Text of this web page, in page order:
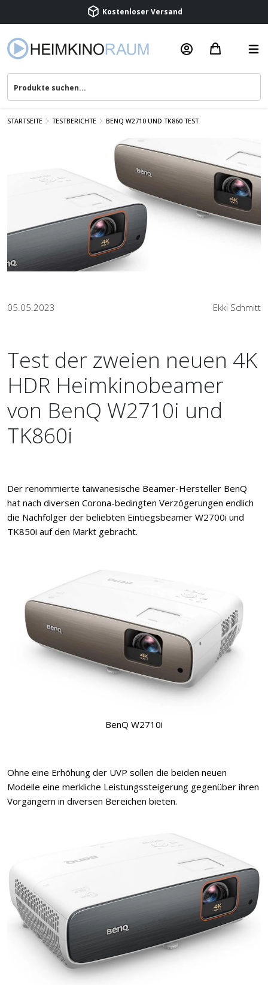
Beratung & Service
STARTSEITE TESTBERICHTE BENQ W2710 UND TK860 TEST
05.05.2023 Ekki Schmitt
Test der zweien neuen 4K
HDR Heimkinobeamer
von BenQ W2710i und
TK860i
Der renommierte taiwanesische Beamer-Hersteller BenQ
hat nach diversen Corona-bedingten Verzögerungen endlich
die Nachfolger der beliebten Eintiegsbeamer W2700i und
TK850i auf den Markt gebracht.
BenQ W2710i
Ohne eine Erhöhung der UVP sollen die beiden neuen
Modelle eine merkliche Leistungssteigerung gegenüber ihren
Vorgängern in diversen Bereichen bieten.